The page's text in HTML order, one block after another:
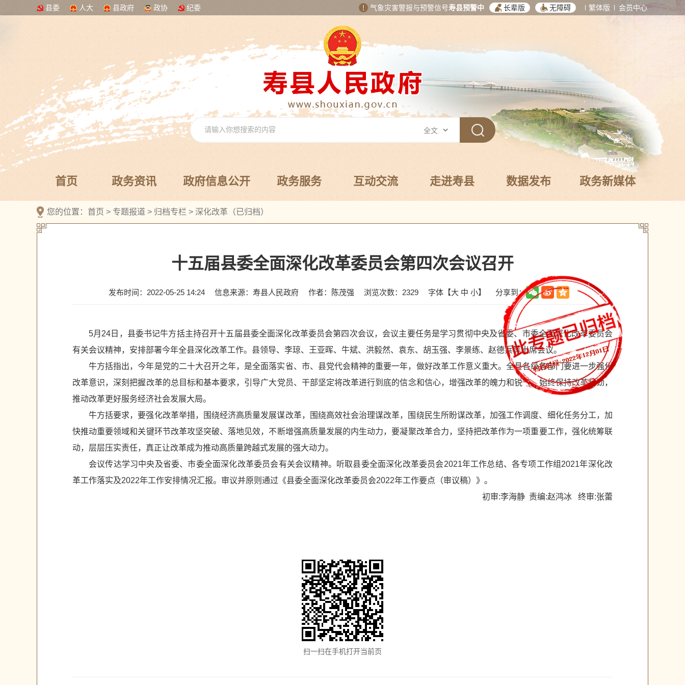
县委 人大 县政府 政协 纪委 气象灾害警报与预警信号寿县预警中 长辈版 无障碍 繁体版 会员中心
首页 政务资讯 政府信息公开 政务服务 互动交流 走进寿县 数据发布 政务新媒体
您的位置： 首页 > 专题报道 > 归档专栏 > 深化改革（已归档）
十五届县委全面深化改革委员会第四次会议召开
发布时间：2022-05-25 14:24 信息来源：寿县人民政府 作者：陈茂强 浏览次数： 2329 字体【大 中 小】 分享到：
5月24日，县委书记牛方括主持召开十五届县委全面深化改革委员会第四次会议，会议主要任务是学习贯彻中央及省委、市委全面深化改革委员会
有关会议精神，安排部署今年全县深化改革工作。县领导、李琼、王亚晖、牛斌、洪毅然、袁东、胡玉强、李景练、赵德兵等出席会议。
牛方括指出，今年是党的二十大召开之年，是全面落实省、市、县党代会精神的重要一年，做好改革工作意义重大。全县各级各部门要进一步强化
改革意识，深刻把握改革的总目标和基本要求，引导广大党员、干部坚定将改革进行到底的信念和信心，增强改革的魄力和锐气，始终保持改革韧劲，
推动改革更好服务经济社会发展大局。
牛方括要求，要强化改革举措，围绕经济高质量发展谋改革，围绕高效社会治理谋改革，围绕民生所盼谋改革，加强工作调度、细化任务分工，加
快推动重要领域和关键环节改革攻坚突破、落地见效，不断增强高质量发展的内生动力，要凝聚改革合力，坚持把改革作为一项重要工作，强化统筹联
动，层层压实责任，真正让改革成为推动高质量跨越式发展的强大动力。
会议传达学习中央及省委、市委全面深化改革委员会有关会议精神。听取县委全面深化改革委员会2021年工作总结、各专项工作组2021年深化改
革工作落实及2022年工作安排情况汇报。审议并原则通过《县委全面深化改革委员会2022年工作要点（审议稿）》。
初审:李海静 责编:赵鸿冰 终审:张蕾
扫一扫在手机打开当前页